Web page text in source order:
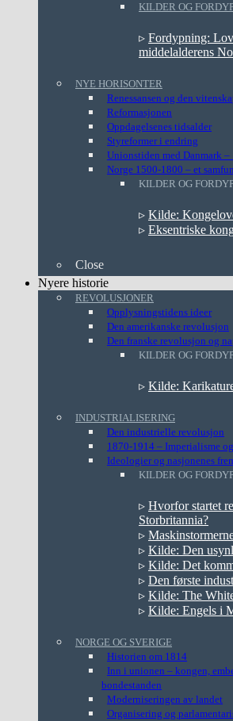
KILDER OG
▹ Fordypning:
middelalderens
NYE HORISONTER
Renessansen og den
Reformasjonen
Oppdagelsenes tidsalder
Styreformer i endring
Unionstiden med Danmark –
Norge 1500-1800 – et
KILDER OG
▹ Kilde:
▹ Eksentriske
Close
Nyere historie
REVOLUSJONER
Opplysningstidens ideer
Den amerikanske revolusjon
Den franske revolusjon og
KILDER OG
▹ Kilde:
INDUSTRIALISERING
Den industrielle revolusjon
1870-1914 – Imperialisme
Ideologier og nasjonenes
KILDER OG
▹ Hvorfor startet
Storbritannia?
▹
▹ Kilde: Den
▹ Kilde: Det
▹ Den første
▹ Kilde: The
▹ Kilde: Engels i
NORGE OG SVERIGE
Historien om 1814
Inn i unionen – kongen,
bondestanden
Moderniseringen av landet
Organisering og